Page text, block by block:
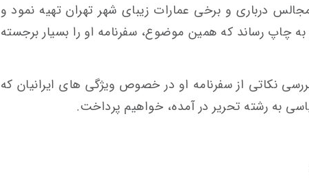
درباری و برخی عمارات زیبای شهر تهران تهیه نمود و
چاپ رساند که همین موضوع، سفرنامه او را بسیار برجسته
نکاتی از سفرنامه او در خصوص ویژگی های ایرانیان که
به رشته تحریر در آمده، خواهیم پرداخت.